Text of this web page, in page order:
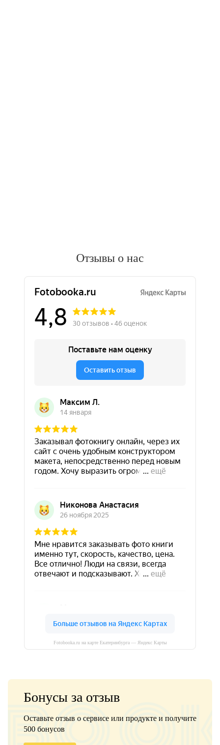
Отзывы о нас
Fotobooka.ru на карте Екатеринбурга — Яндекс Карты
Бонусы за отзыв
Оставьте отзыв о сервисе или продукте и получите
500 бонусов